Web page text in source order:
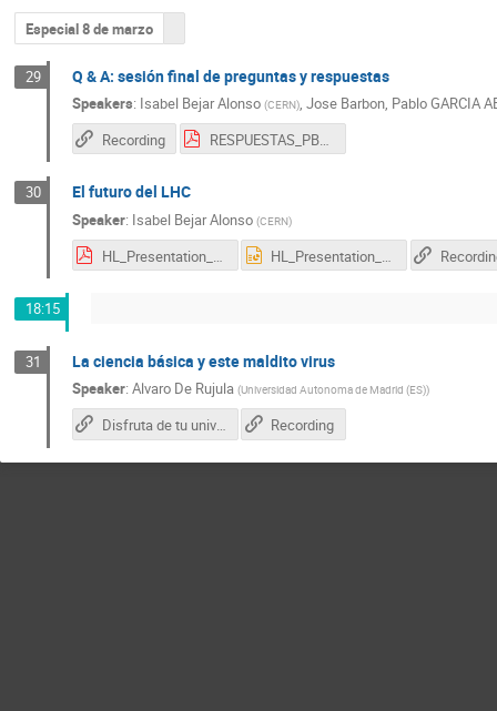
Especial 8 de marzo
29 Q & A: sesión final de preguntas y respuestas
Speakers: Isabel Bejar Alonso (CERN), Jose Barbon, Pablo GARCIA
Recording
RESPUESTAS_PBarbon-8-feb.pdf
30 El futuro del LHC
Speaker: Isabel Bejar Alonso (CERN)
HL_Presentation_Teachers_Castellano.Futuro.2021.03.07.pdf HL_Presentation_Teachers_Castellano.Futuro.2021.03.07.pptx
18:15
31 La ciencia básica y este maldito virus
Speaker: Alvaro De Rujula (Universidad Autonoma de Madrid (ES))
Disfruta de tu universo, no tienes otra opción Recording